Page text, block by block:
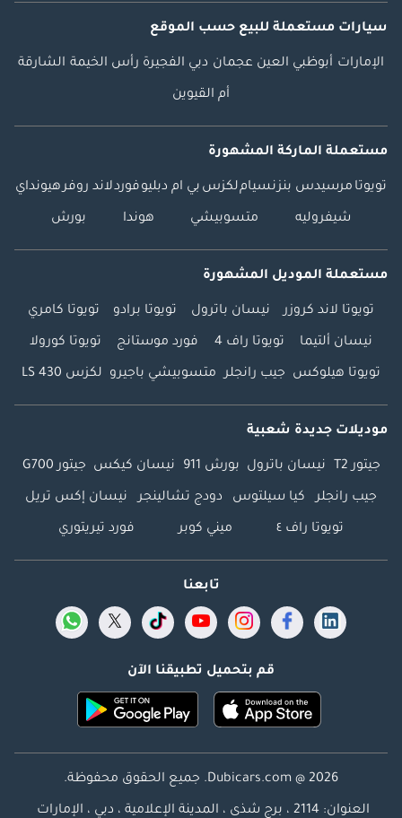
سيارات مستعملة للبيع حسب الموقع
الإمارات أبوظبي العين عجمان دبي الفجيرة رأس الخيمة الشارقة
أم القيوين
مستعملة الماركة المشهورة
تويوتا مرسيدس بنزنسياملكزس بي ام دبليوفوردلاند روفرهيونداي
شيفروليه متسوبيشي هوندا بورش
مستعملة الموديل المشهورة
تويوتا لاند كروزر نيسان باترول تويوتا برادو تويوتا كامري
نيسان ألتيما تويوتا راف 4 فورد موستانج تويوتا كورولا
تويوتا هيلوكس جيب رانجلر متسوبيشي باجيرو لكزس LS 430
موديلات جديدة شعبية
جيتور T2 نيسان باترول بورش 911 نيسان كيكس جيتور G700
جيب رانجلر كيا سيلتوس دودج تشالينجر نيسان إكس تريل
تويوتا راف ٤ ميني كوبر فورد تيريتوري
تابعنا
قم بتحميل تطبيقنا الآن
Dubicars.com @ 2026. جميع الحقوق محفوظة.
العنوان: 2114 ، برج شذى ، المدينة الإعلامية ، دبي ، الإمارات